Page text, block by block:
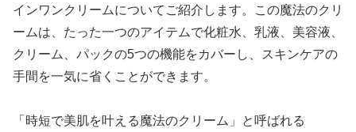
インワンクリームについてご紹介します。この魔法のクリ
ームは、たった一つのアイテムで化粧水、乳液、美容液、
クリーム、パックの5つの機能をカバーし、スキンケアの
手間を一気に省くことができます。
「時短で美肌を叶える魔法のクリーム」と呼ばれる